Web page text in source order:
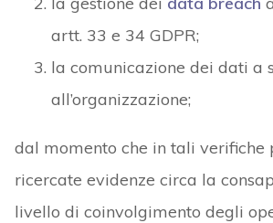
artt. 33 e 34 GDPR;
la comunicazione dei dati a
all’organizzazione;
dal momento che in tali verifiche
ricercate evidenze circa la
livello di coinvolgimento degli